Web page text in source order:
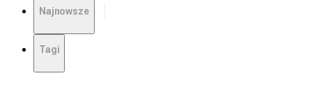
Najnowsze
Tagi